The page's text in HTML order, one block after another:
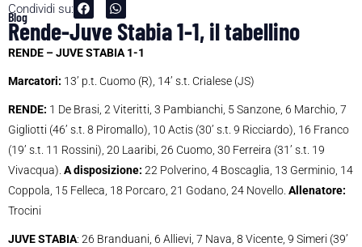
Condividi su:
Blog
Rende-Juve Stabia 1-1, il tabellino
RENDE – JUVE STABIA 1-1
Marcatori: 13’ p.t. Cuomo (R), 14’ s.t. Crialese (JS)
RENDE: 1 De Brasi, 2 Viteritti, 3 Pambianchi, 5 Sanzone, 6 Marchio, 7
Gigliotti (46’ s.t. 8 Piromallo), 10 Actis (30’ s.t. 9 Ricciardo), 16 Franco
(19’ s.t. 11 Rossini), 20 Laaribi, 26 Cuomo, 30 Ferreira (31’ s.t. 19
Vivacqua). A disposizione: 22 Polverino, 4 Boscaglia, 13 Germinio, 14
Coppola, 15 Felleca, 18 Porcaro, 21 Godano, 24 Novello. Allenatore:
Trocini
JUVE STABIA: 26 Branduani, 6 Allievi, 7 Nava, 8 Vicente, 9 Simeri (39’